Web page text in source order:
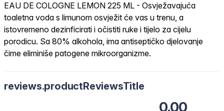
EAU DE COLOGNE LEMON 225 ML - Osvježavajuća
toaletna voda s limunom osvježit će vas u trenu, a
istovremeno dezinficirati i očistiti ruke i tijelo za cijelu
porodicu. Sa 80% alkohola, ima antiseptičko djelovanje
čime eliminiše patogene mikroorganizme.
reviews.productReviewsTitle
0.00